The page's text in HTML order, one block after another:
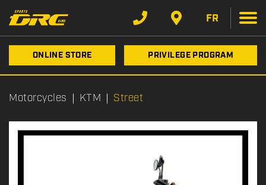
FR
ONLINE STORE PRIVILEGE PROGRAM
Motorcycles KTM Street